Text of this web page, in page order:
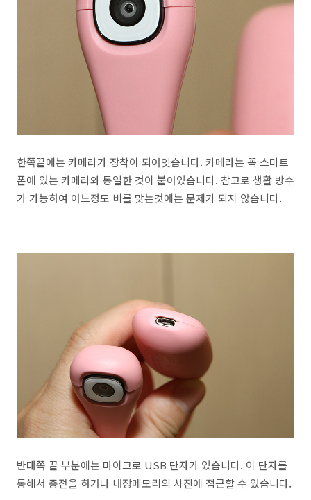
한쪽끝에는 카메라가 장착이 되어잇습니다. 카메라는 꼭 스마트
폰에 있는 카메라와 동일한 것이 붙어있습니다. 참고로 생활 방수
가 가능하여 어느정도 비를 맞는것에는 문제가 되지 않습니다.
반대쪽 끝 부분에는 마이크로 USB 단자가 있습니다. 이 단자를
통해서 충전을 하거나 내장메모리의 사진에 접근할 수 있습니다.